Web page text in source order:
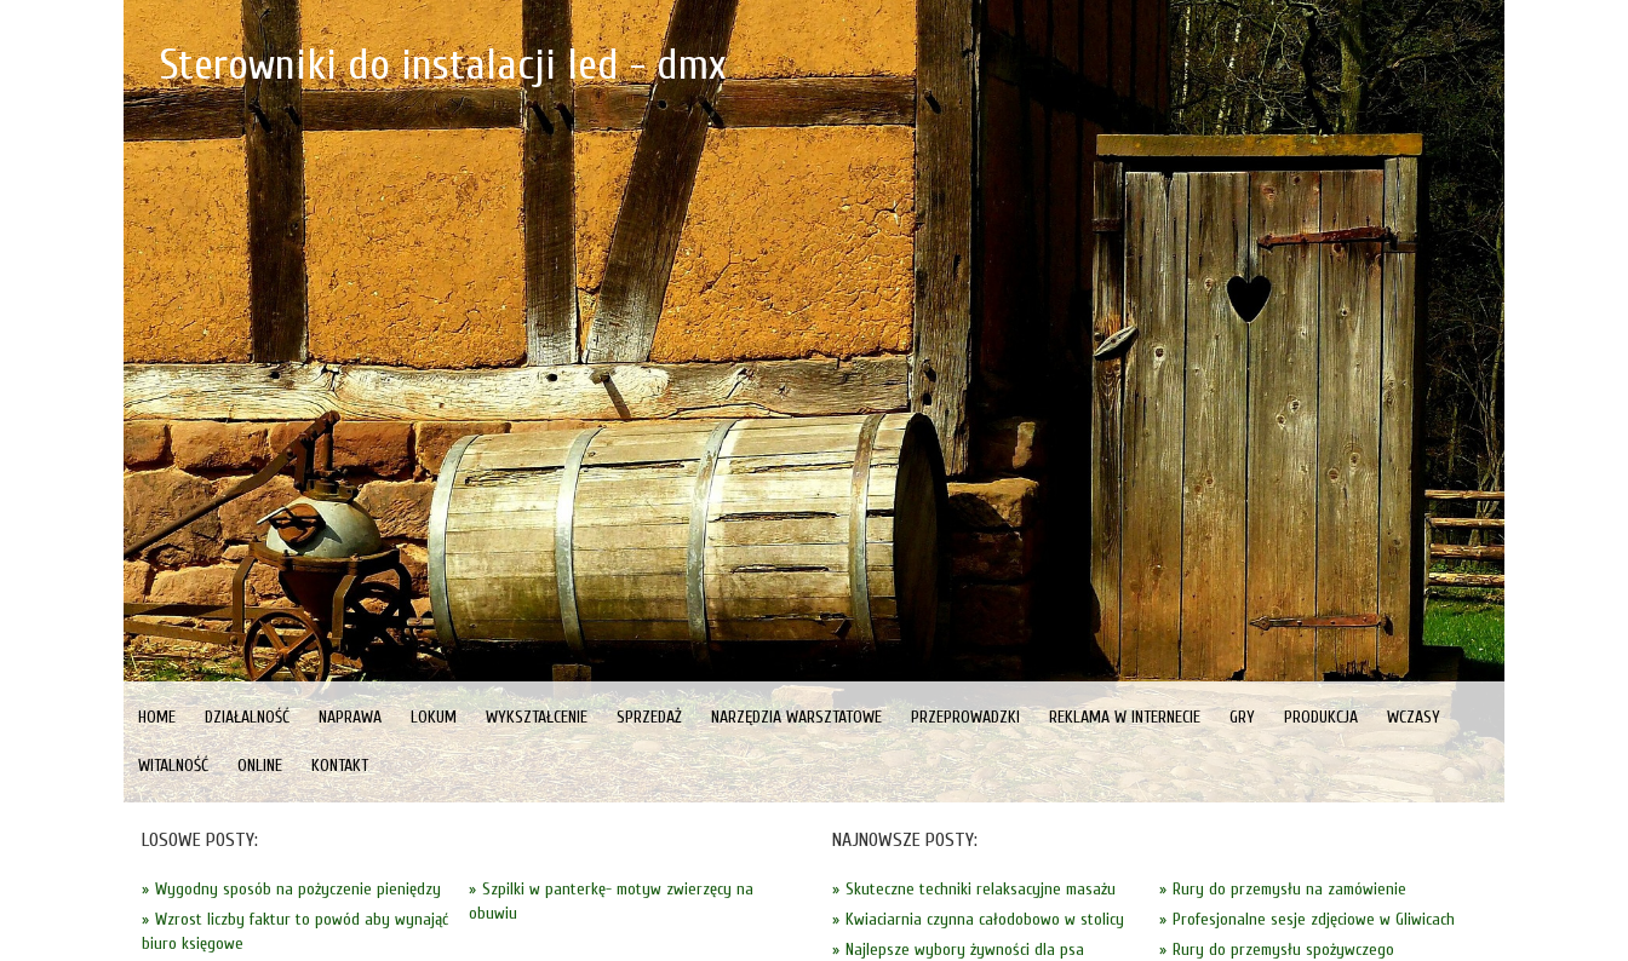
HOME DZIAŁALNOŚĆ NAPRAWA LOKUM WYKSZTAŁCENIE SPRZEDAŻ NARZĘDZIA WARSZTATOWE PRZEPROWADZKI REKLAMA W INTERNECIE GRY PRODUKCJA WCZASY
WITALNOŚĆ ONLINE KONTAKT
Sterowniki do instalacji led - dmx
LOSOWE POSTY:
Szpilki w panterkę- motyw zwierzęcy na
obuwiu
Wygodny sposób na pożyczenie pieniędzy
Wzrost liczby faktur to powód aby wynająć
biuro księgowe
NAJNOWSZE POSTY:
Rury do przemysłu na zamówienie
Skuteczne techniki relaksacyjne masażu
Profesjonalne sesje zdjęciowe w Gliwicach
Kwiaciarnia czynna całodobowo w stolicy
Rury do przemysłu spożywczego
Najlepsze wybory żywności dla psa